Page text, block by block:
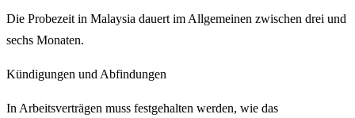
Die Probezeit in Malaysia dauert im Allgemeinen zwischen drei und
sechs Monaten.
Kündigungen und Abfindungen
In Arbeitsverträgen muss festgehalten werden, wie das